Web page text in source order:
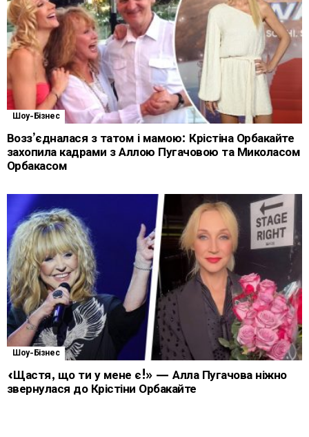
Шоу-Бізнес
Возз’єдналася з татом і мамою: Крістіна Орбакайте
захопила кадрами з Аллою Пугачовою та Миколасом
Орбакасом
Шоу-Бізнес
«Щастя, що ти у мене є!» — Алла Пугачова ніжно
звернулася до Крістіни Орбакайте